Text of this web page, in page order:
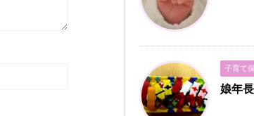
子育て
娘年